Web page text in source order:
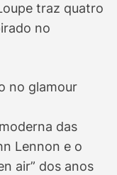
traz quatro
no
no glamour
das
Lennon e o
air” dos anos